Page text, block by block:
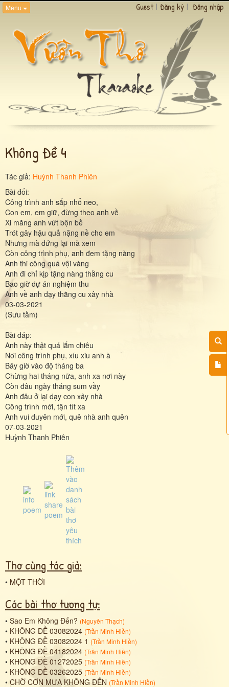
Menu Guest | Đăng ký | Đăng nhập
Không Đề 4
Tác giả: Huỳnh Thanh Phiên
Bài đối:
Công trình anh sắp nhổ neo,
Con em, em giữ, đừng theo anh về
Xi măng anh vứt bộn bề
Trót gây hậu quả nặng nề cho em
Nhưng mà đứng lại mà xem
Còn công trình phụ, anh đem tặng nàng
Anh thi công quá vội vàng
Anh đi chỉ kịp tặng nàng thằng cu
Bao giờ dự án nghiệm thu
Anh về anh dạy thằng cu xây nhà
03-03-2021
(Sưu tầm)
Bài đáp:
Anh này thật quá lắm chiêu
Nơi công trình phụ, xíu xiu anh à
Bây giờ vào độ tháng ba
Chừng hai tháng nữa, anh xa nơi này
Còn đâu ngày tháng sum vầy
Anh đâu ở lại dạy con xây nhà
Công trình mới, tận tít xa
Anh vui duyên mới, quê nhà anh quên
07-03-2021
Huỳnh Thanh Phiên
Thơ cùng tác giả:
• MỘT THỜI
Các bài thơ tương tự:
• Sao Em Không Đến? (Nguyên Thạch)
• KHÔNG ĐỀ 03082024 (Trần Minh Hiền)
• KHÔNG ĐỀ 03082024 1 (Trần Minh Hiền)
• KHÔNG ĐỀ 04182024 (Trần Minh Hiền)
• KHÔNG ĐỀ 01272025 (Trần Minh Hiền)
• KHÔNG ĐỀ 03262025 (Trần Minh Hiền)
• CHỜ CƠN MƯA KHÔNG ĐẾN (Trần Minh Hiền)